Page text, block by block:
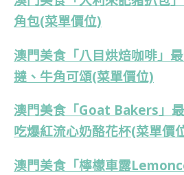
角包(菜單價位)
澳門美食「八目烘焙咖啡」
撻、牛角可頌(菜單價位)
澳門美食「Goat Bakers」
吃爆紅流心奶酪花杯(菜單價
澳門美食「檸檬車露